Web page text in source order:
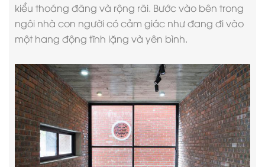
kiểu thoáng đãng và rộng rãi. Bước vào bên trong
ngôi nhà con người có cảm giác như đang đi vào
một hang động tĩnh lặng và yên bình.